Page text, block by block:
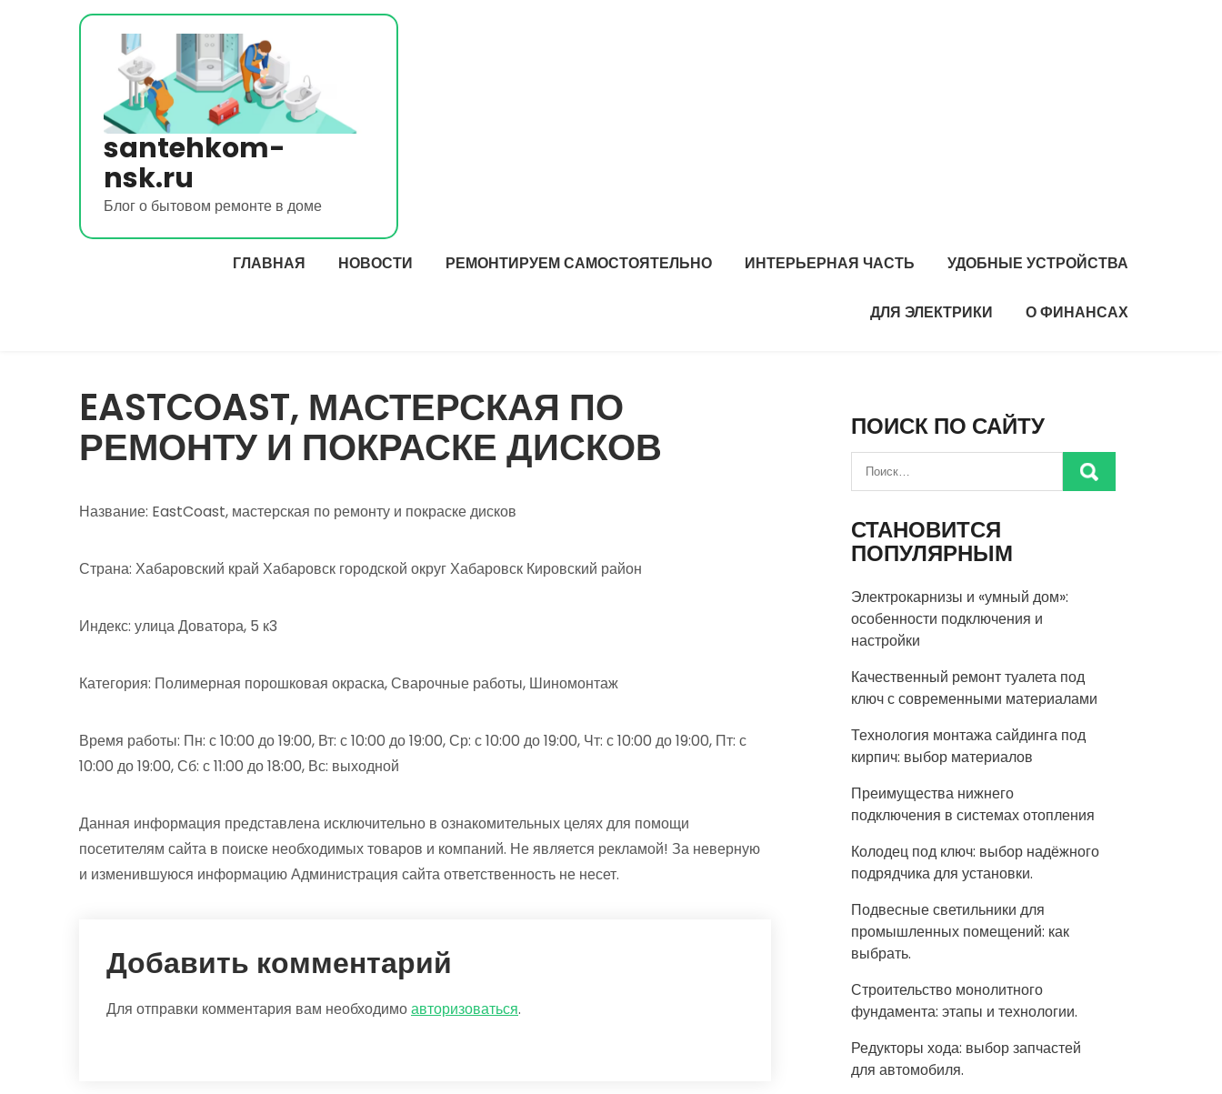
santehkom-
nsk.ru
Блог о бытовом ремонте в доме
ГЛАВНАЯ НОВОСТИ РЕМОНТИРУЕМ САМОСТОЯТЕЛЬНО ИНТЕРЬЕРНАЯ ЧАСТЬ УДОБНЫЕ УСТРОЙСТВА
ДЛЯ ЭЛЕКТРИКИ О ФИНАНСАХ
EASTCOAST, МАСТЕРСКАЯ ПО
РЕМОНТУ И ПОКРАСКЕ ДИСКОВ
Название: EastCoast, мастерская по ремонту и покраске дисков
Страна: Хабаровский край Хабаровск городской округ Хабаровск Кировский район
Индекс: улица Доватора, 5 к3
Категория: Полимерная порошковая окраска, Сварочные работы, Шиномонтаж
Время работы: Пн: с 10:00 до 19:00, Вт: с 10:00 до 19:00, Ср: с 10:00 до 19:00, Чт: с 10:00 до 19:00, Пт: с
10:00 до 19:00, Сб: с 11:00 до 18:00, Вс: выходной
Данная информация представлена исключительно в ознакомительных целях для помощи
посетителям сайта в поиске необходимых товаров и компаний. Не является рекламой! За неверную
и изменившуюся информацию Администрация сайта ответственность не несет.
Добавить комментарий
Для отправки комментария вам необходимоавторизоваться.
ПОИСК ПО САЙТУ
СТАНОВИТСЯ
ПОПУЛЯРНЫМ
Электрокарнизы и «умный дом»:
особенности подключения и
настройки
Качественный ремонт туалета под
ключ с современными материалами
Технология монтажа сайдинга под
кирпич: выбор материалов
Преимущества нижнего
подключения в системах отопления
Колодец под ключ: выбор надёжного
подрядчика для установки.
Подвесные светильники для
промышленных помещений: как
выбрать.
Строительство монолитного
фундамента: этапы и технологии.
Редукторы хода: выбор запчастей
для автомобиля.